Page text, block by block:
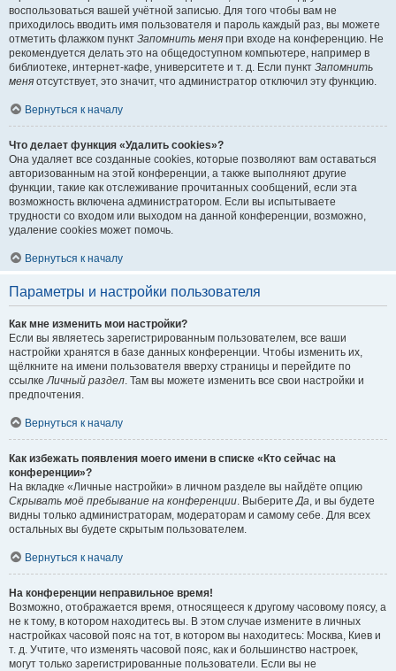
воспользоваться вашей учётной записью. Для того чтобы вам не
приходилось вводить имя пользователя и пароль каждый раз, вы можете
отметить флажком пункт Запомнить меня при входе на конференцию. Не
рекомендуется делать это на общедоступном компьютере, например в
библиотеке, интернет-кафе, университете и т. д. Если пункт Запомнить
меня отсутствует, это значит, что администратор отключил эту функцию.
Вернуться к началу
Что делает функция «Удалить cookies»?
Она удаляет все созданные cookies, которые позволяют вам оставаться
авторизованным на этой конференции, а также выполняют другие
функции, такие как отслеживание прочитанных сообщений, если эта
возможность включена администратором. Если вы испытываете
трудности со входом или выходом на данной конференции, возможно,
удаление cookies может помочь.
Вернуться к началу
Параметры и настройки пользователя
Как мне изменить мои настройки?
Если вы являетесь зарегистрированным пользователем, все ваши
настройки хранятся в базе данных конференции. Чтобы изменить их,
щёлкните на имени пользователя вверху страницы и перейдите по
ссылкеЛичный раздел. Там вы можете изменить все свои настройки и
предпочтения.
Вернуться к началу
Как избежать появления моего имени в списке «Кто сейчас на
конференции»?
На вкладке «Личные настройки» в личном разделе вы найдёте опцию
Скрывать моё пребывание на конференции. ВыберитеДа, и вы будете
видны только администраторам, модераторам и самому себе. Для всех
остальных вы будете скрытым пользователем.
Вернуться к началу
На конференции неправильное время!
Возможно, отображается время, относящееся к другому часовому поясу, а
не к тому, в котором находитесь вы. В этом случае измените в личных
настройках часовой пояс на тот, в котором вы находитесь: Москва, Киев и
т. д. Учтите, что изменять часовой пояс, как и большинство настроек,
могут только зарегистрированные пользователи. Если вы не